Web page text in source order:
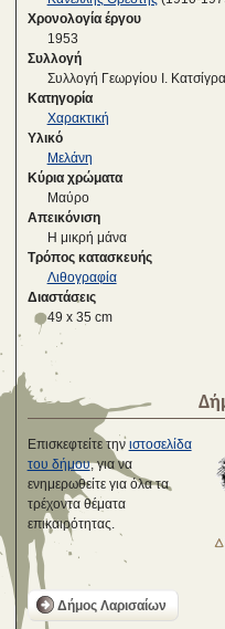
Χρονολογία έργου
1953
Συλλογή
Συλλογή Γεωργίου Ι. Κατσίγρα
Κατηγορία
Χαρακτική
Υλικό
Μελάνη
Κύρια χρώματα
Μαύρο
Απεικόνιση
Η μικρή μάνα
Τρόπος κατασκευής
Λιθογραφία
Διαστάσεις
49 x 35 cm
Επισκεφτείτε την ιστοσελίδα
του δήμου, για να
ενημερωθείτε για όλα τα
τρέχοντα θέματα
επικαιρότητας.
Δήμος Λαρισαίων